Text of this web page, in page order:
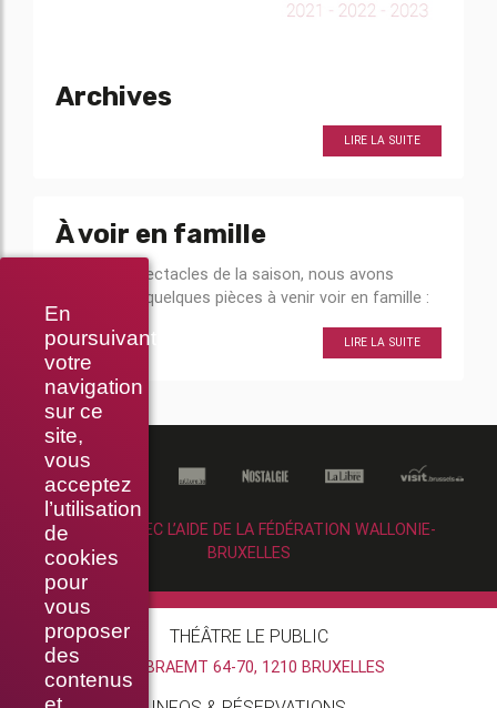
En
poursuivant
votre
navigation
sur ce
site,
vous
acceptez
l’utilisation
de
cookies
pour
vous
proposer
des
contenus
Archives
LIRE LA SUITE
À voir en famille
Parmi les spectacles de la saison, nous avons
sélectionné quelques pièces à venir voir en famille :
LIRE LA SUITE
RÉALISÉ AVEC L’AIDE DE LA FÉDÉRATION WALLONIE-
BRUXELLES
THÉÂTRE LE PUBLIC
RUE BRAEMT 64-70, 1210 BRUXELLES